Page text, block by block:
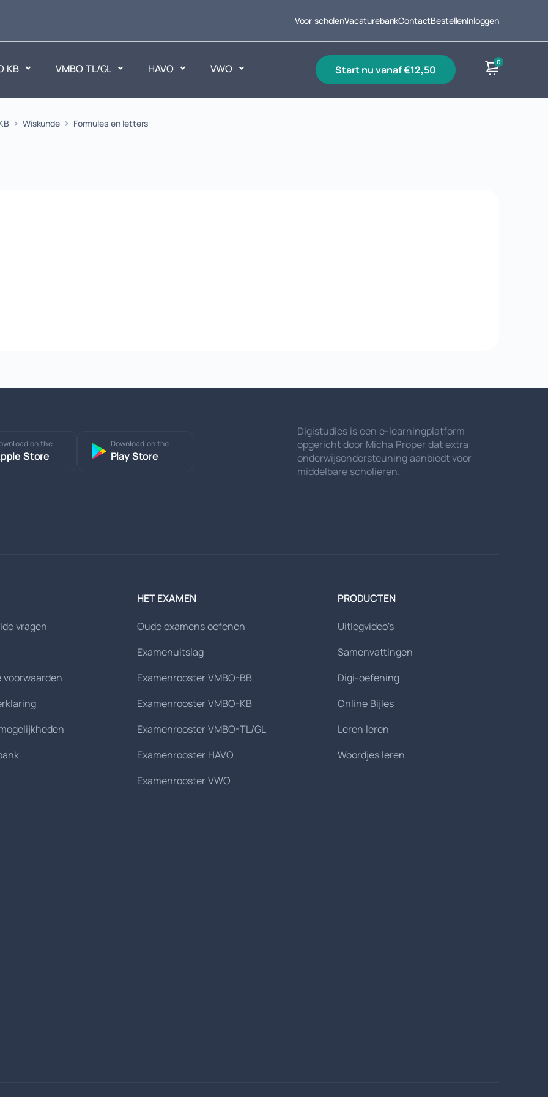
Voor scholenVacaturebankContactBestellenInloggen
KB VMBO TL/GL HAVO VWO start nu vanaf €12,50
0
Maatschappijvakken
Wiskunde Formules en letters
on the
Store
Download on the
Play Store
Digistudies is een e-learningplatform
opgericht door Micha Proper dat extra
onderwijsondersteuning aanbiedt voor
middelbare scholieren.
vragen
voorwaarden
HET EXAMEN
Oude examens oefenen
Examenuitslag
Examenrooster VMBO-BB
Examenrooster VMBO-KB
Examenrooster VMBO-TL/GL
Examenrooster HAVO
Examenrooster VWO
PRODUCTEN
Uitlegvideo's
Samenvattingen
Digi-oefening
Online Bijles
Leren leren
Woordjes leren